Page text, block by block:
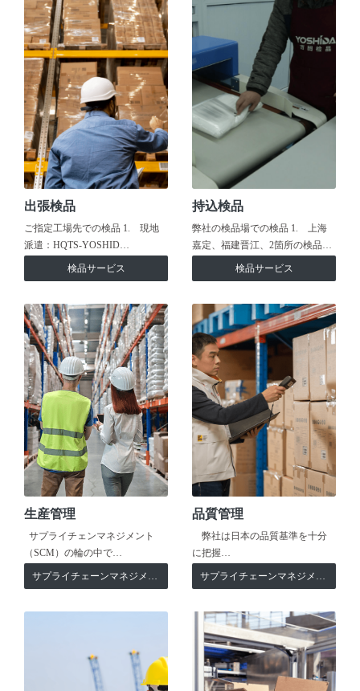
出張検品
ご指定工場先での検品 1. 現地
派遣：HQTS-YOSHID…
検品サービス
持込検品
弊社の検品場での検品 1. 上海
嘉定、福建晋江、2箇所の検品…
検品サービス
生産管理
サプライチェンマネジメント
（SCM）の輪の中で…
サプライチェーンマネジメント
品質管理
弊社は日本の品質基準を十分
に把握…
サプライチェーンマネジメント